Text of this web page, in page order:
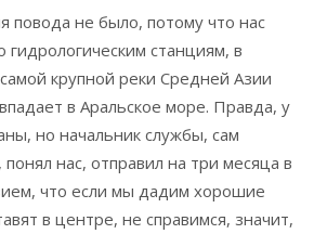
повода не было, потому что нас
гидрологическим станциям, в
крупной реки Средней Азии
в Аральское море. Правда, у
но начальник службы, сам
нас, отправил на три месяца в
что если мы дадим хорошие
в центре, не справимся, значит,